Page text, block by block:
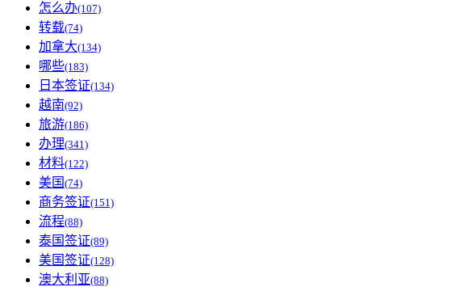
怎么办(107)
转载(74)
加拿大(134)
哪些(183)
日本签证(134)
越南(92)
旅游(186)
办理(341)
材料(122)
美国 (74)
商务签证(151)
流程(88)
泰国签证(89)
美国签证(128)
澳大利亚(88)